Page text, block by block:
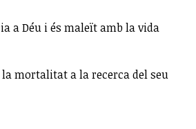
a Déu i és maleït amb la vida
mortalitat a la recerca del seu